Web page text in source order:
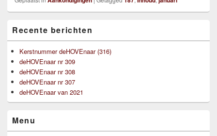
zijbalk
widget
gebied
Recente berichten
Kerstnummer deHOVEnaar (316)
deHOVEnaar nr 309
deHOVEnaar nr 308
deHOVEnaar nr 307
deHOVEnaar van 2021
Menu